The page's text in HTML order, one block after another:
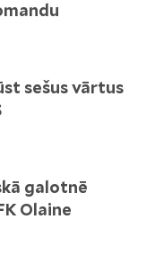
sešus vārtus
galotnē
Olaine